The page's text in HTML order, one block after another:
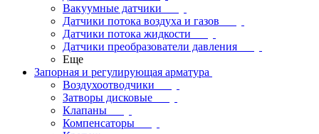
Вакуумные датчики
Датчики потока воздуха и газов
Датчики потока жидкости
Датчики преобразователи давления
Еще
Запорная и регулирующая арматура
Воздухоотводчики
Затворы дисковые
Клапаны
Компенсаторы